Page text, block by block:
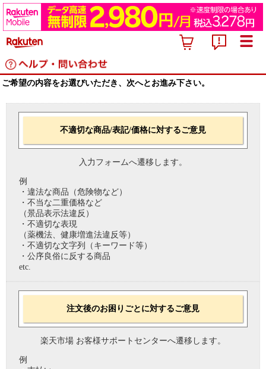
ご希望の内容をお選びいただき、次へとお進み下さい。
不適切な商品/表記/価格に対するご意見
入力フォームへ遷移します。
例
・違法な商品（危険物など）
・不当な二重価格など
（景品表示法違反）
・不適切な表現
（薬機法、健康増進法違反等）
・不適切な文字列（キーワード等）
・公序良俗に反する商品
etc.
注文後のお困りごとに対するご意見
楽天市場 お客様サポートセンターへ遷移します。
例